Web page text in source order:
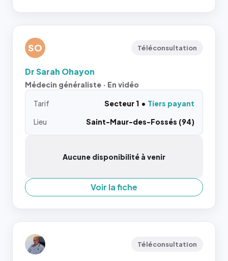
SO Téléconsultation
Dr Sarah Ohayon
Médecin généraliste · En vidéo
Tarif Secteur 1
Tiers payant
Lieu
Saint-Maur-des-Fossés (94)
Aucune disponibilité à venir
Voir la fiche
Téléconsultation